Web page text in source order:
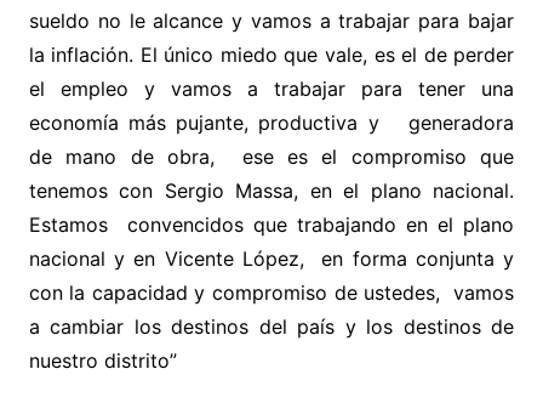
sueldo no le alcance y vamos a trabajar para bajar
la inflación. El único miedo que vale, es el de perder
el empleo y vamos a trabajar para tener una
economía más pujante, productiva y generadora
de mano de obra, ese es el compromiso que
tenemos con Sergio Massa, en el plano nacional.
Estamos convencidos que trabajando en el plano
nacional y en Vicente López, en forma conjunta y
con la capacidad y compromiso de ustedes, vamos
a cambiar los destinos del país y los destinos de
nuestro distrito”